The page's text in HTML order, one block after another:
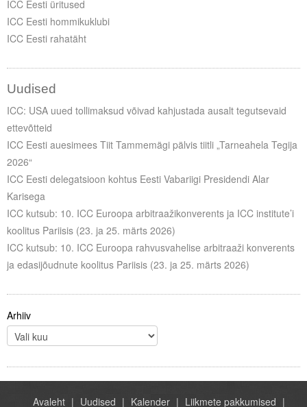
ICC Eesti üritused
ICC Eesti hommikuklubi
ICC Eesti rahatäht
Uudised
ICC: USA uued tollimaksud võivad kahjustada ausalt tegutsevaid
ettevõtteid
ICC Eesti auesimees Tiit Tammemägi pälvis tiitli „Tarneahela Tegija
2026“
ICC Eesti delegatsioon kohtus Eesti Vabariigi Presidendi Alar
Karisega
ICC kutsub: 10. ICC Euroopa arbitraažikonverents ja ICC institute’i
koolitus Pariisis (23. ja 25. märts 2026)
ICC kutsub: 10. ICC Euroopa rahvusvahelise arbitraaži konverents
ja edasijõudnute koolitus Pariisis (23. ja 25. märts 2026)
Arhiiv
Avaleht Uudised Kalender Liikmete pakkumised